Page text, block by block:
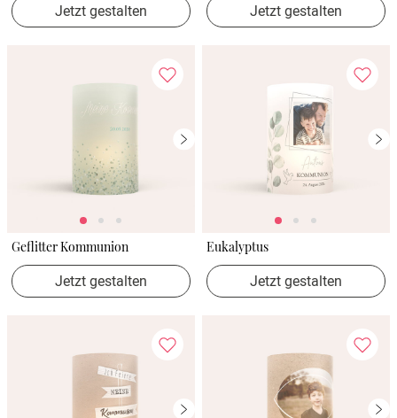
Jetzt gestalten Jetzt gestalten
Geflitter Kommunion
Jetzt gestalten
Eukalyptus
Jetzt gestalten